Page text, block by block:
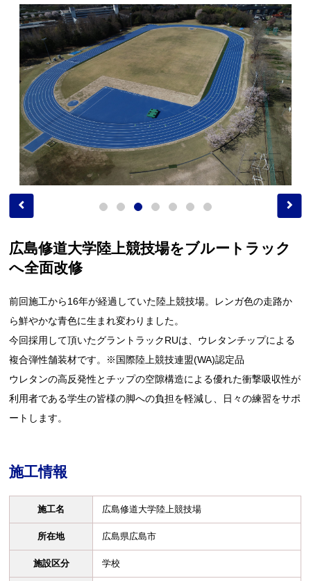
広島修道大学陸上競技場をブルートラック
へ全面改修
前回施工から16年が経過していた陸上競技場。レンガ色の走路か
ら鮮やかな青色に生まれ変わりました。
今回採用して頂いたグラントラックRUは、ウレタンチップによる
複合弾性舗装材です。※国際陸上競技連盟(WA)認定品
ウレタンの高反発性とチップの空隙構造による優れた衝撃吸収性が
利用者である学生の皆様の脚への負担を軽減し、日々の練習をサポ
ートします。
施工情報
施工名 広島修道大学陸上競技場
所在地 広島県広島市
施設区分 学校